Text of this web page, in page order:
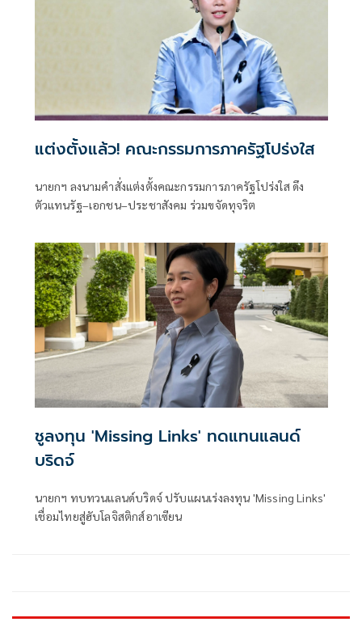
แต่งตั้งแล้ว! คณะกรรมการภาครัฐโปร่งใส
นายกฯ ลงนามคำสั่งแต่งตั้งคณะกรรมการภาครัฐโปร่งใส ดึง
ตัวแทนรัฐ–เอกชน–ประชาสังคม ร่วมขจัดทุจริต
ชูลงทุน 'Missing Links' ทดแทนแลนด์
บริดจ์
นายกฯ ทบทวนแลนด์บริดจ์ ปรับแผนเร่งลงทุน 'Missing Links'
เชื่อมไทยสู่ฮับโลจิสติกส์อาเซียน